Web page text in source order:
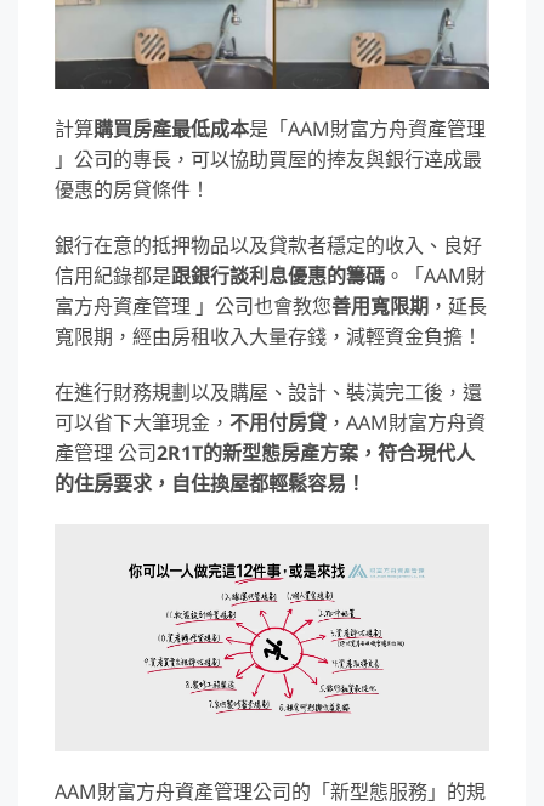
計算購買房產最低成本是「AAM財富方舟資產管理
」公司的專長，可以協助買屋的捧友與銀行逹成最
優惠的房貸條件！
銀行在意的抵押物品以及貸款者穩定的收入、良好
信用紀錄都是跟銀行談利息優惠的籌碼 。「AAM財
富方舟資產管理 」公司也會教您善用寬限期 ，延長
寬限期，經由房租收入大量存錢，減輕資金負擔！
在進行財務規劃以及購屋、設計、裝潢完工後，還
可以省下大筆現金， 不用付房貸 ，AAM財富方舟資
產管理 公司2R1T的新型態房產方案，符合現代人
的住房要求，自住換屋都輕鬆容易！
AAM財富方舟資產管理公司的「新型態服務」的規